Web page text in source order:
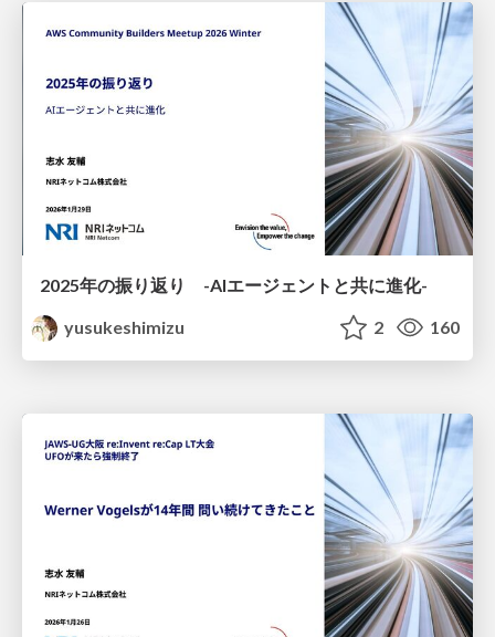
2025年の振り返り -AIエージェントと共に進化-
yusukeshimizu
2 160